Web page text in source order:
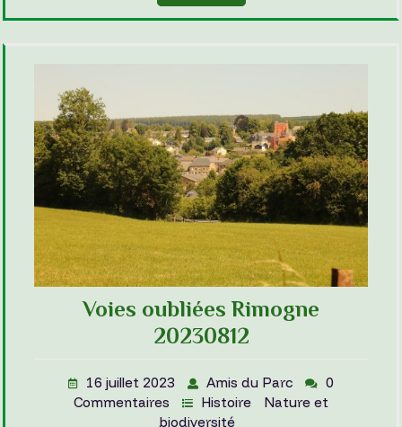
Voies oubliées Rimogne
20230812
16 juillet 2023 Amis du Parc
0
Commentaires
Histoire
Nature et
biodiversité